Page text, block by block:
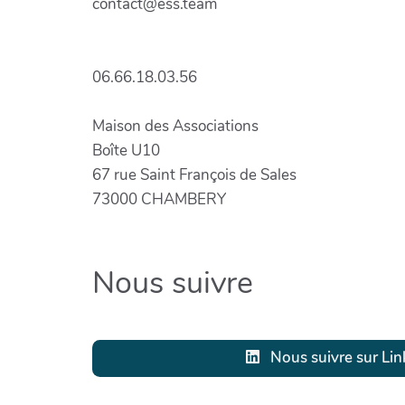
06.66.18.03.56
Maison des Associations
Boîte U10
67 rue Saint François de Sales
73000 CHAMBERY
Nous suivre
Nous suivre sur